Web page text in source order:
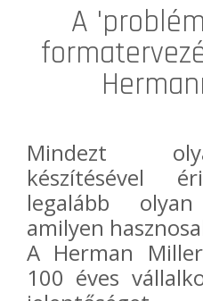
A
Mindezt
készítésével
legalább
amilyen
A Herman
100 éves